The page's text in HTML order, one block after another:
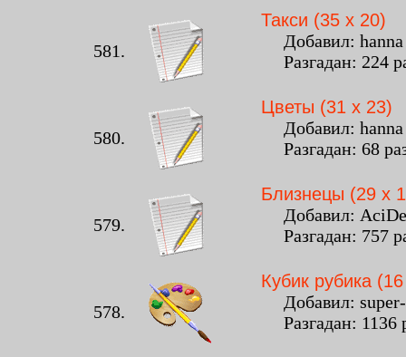
581.
Такси (35 x 20)
Добавил: hanna
Разгадан: 224
580.
Цветы (31 x 23)
Добавил: hanna
Разгадан: 68
579.
Близнецы (29 x
Добавил:
Разгадан: 757
578.
Кубик рубика
Добавил: super-
Разгадан: